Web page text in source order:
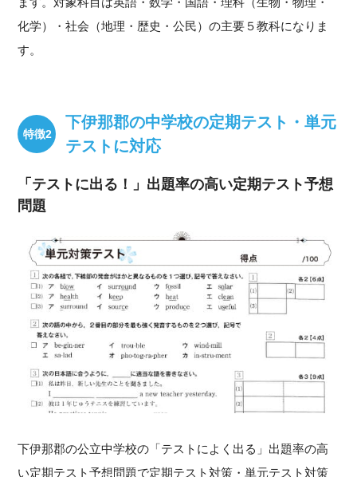
化学）・社会（地理・歴史・公民）の主要５教科になりま
す。
下伊那郡の中学校の定期テスト・単元
テストに対応
「テストに出る！」出題率の高い定期テスト予想
問題
下伊那郡の公立中学校の「テストによく出る」出題率の高
い定期テスト予想問題で定期テスト対策・単元テスト対策